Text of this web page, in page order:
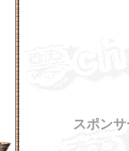
スポン